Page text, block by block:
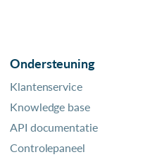
Ondersteuning
Klantenservice
Knowledge base
API documentatie
Controlepaneel